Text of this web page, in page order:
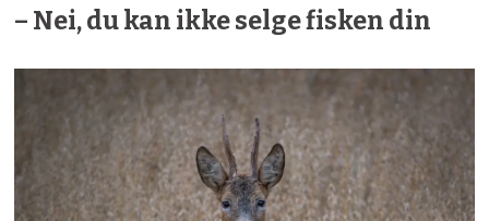
– Nei, du kan ikke selge fisken din